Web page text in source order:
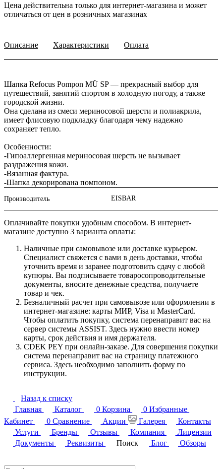
Цена действительна только для интернет-магазина и может
отличаться от цен в розничных магазинах
Описание Характеристики Оплата
Шапка Refocus Pompon MÜ SP — прекрасный выбор для
путешествий, занятий спортом в холодную погоду, а также
городской жизни.
Она сделана из смеси мериносовой шерсти и полиакрила,
имеет флисовую подкладку благодаря чему надежно
сохраняет тепло.
Особенности:
-Гипоаллергенная мериносовая шерсть не вызывает
раздражения кожи.
-Вязанная фактура.
-Шапка декорирована помпоном.
Производитель EISBAR
Оплачивайте покупки удобным способом. В интернет-
магазине доступно 3 варианта оплаты:
Наличные при самовывозе или доставке курьером.
Специалист свяжется с вами в день доставки, чтобы
уточнить время и заранее подготовить сдачу с любой
купюры. Вы подписываете товаросопроводительные
документы, вносите денежные средства, получаете
товар и чек.
Безналичный расчет при самовывозе или оформлении в
интернет-магазине: карты МИР, Visa и MasterCard.
Чтобы оплатить покупку, система перенаправит вас на
сервер системы ASSIST. Здесь нужно ввести номер
карты, срок действия и имя держателя.
CDEK PEY при онлайн-заказе. Для совершения покупки
система перенаправит вас на страницу платежного
сервиса. Здесь необходимо заполнить форму по
инструкции.
Назад к списку
Главная
Каталог 0 Корзина 0 Избранные
Кабинет
0 Сравнение Акции Галерея
Контакты
Услуги
Бренды Отзывы Компания
Лицензии
Документы
Реквизиты Поиск Блог
Обзоры